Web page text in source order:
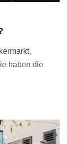
haben die